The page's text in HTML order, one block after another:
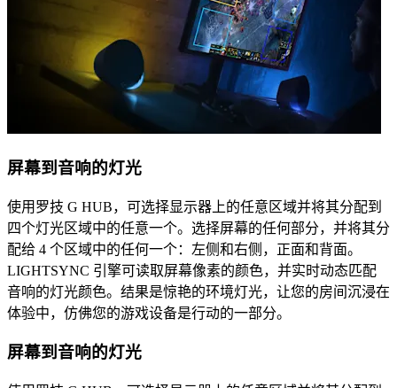
屏幕到音响的灯光
使用罗技 G HUB，可选择显示器上的任意区域并将其分配到
四个灯光区域中的任意一个。选择屏幕的任何部分，并将其分
配给 4 个区域中的任何一个：左侧和右侧，正面和背面。
LIGHTSYNC 引擎可读取屏幕像素的颜色，并实时动态匹配
音响的灯光颜色。结果是惊艳的环境灯光，让您的房间沉浸在
体验中，仿佛您的游戏设备是行动的一部分。
屏幕到音响的灯光